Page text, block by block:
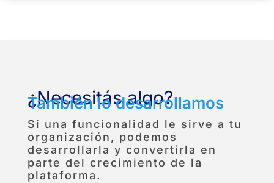
¿Necesitás algo?
También lo desarrollamos
Si una funcionalidad le sirve a tu
organización, podemos
desarrollarla y convertirla en
parte del crecimiento de la
plataforma.